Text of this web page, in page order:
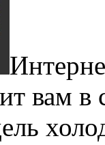
вам